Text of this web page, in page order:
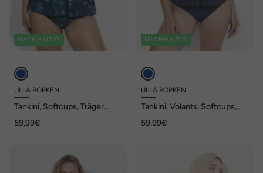
NACHHALTIG
ULLA POPKEN
Tankini, Softcups, Träger
59,99€
NACHHALTIG
ULLA POPKEN
Tankini, Volants, Softcups,
59,99€